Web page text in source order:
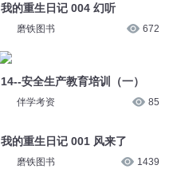
我的重生日记 004 幻听
磨铁图书 672
14--安全生产教育培训（一）
伴学考资 85
我的重生日记 001 风来了
磨铁图书 1439